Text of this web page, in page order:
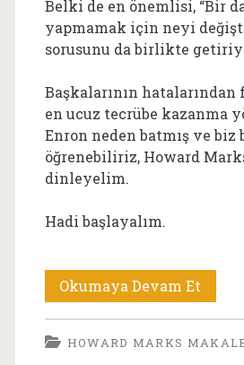
Belki de en önemlisi, “Bir
yapmamak için neyi
sorusunu da birlikte
Başkalarının
en ucuz tecrübe kazanma
Enron neden batmış ve biz
öğrenebiliriz, Howard
dinleyelim.
Hadi başlayalım.
Okumaya Devam Et
HOWARD MARKS